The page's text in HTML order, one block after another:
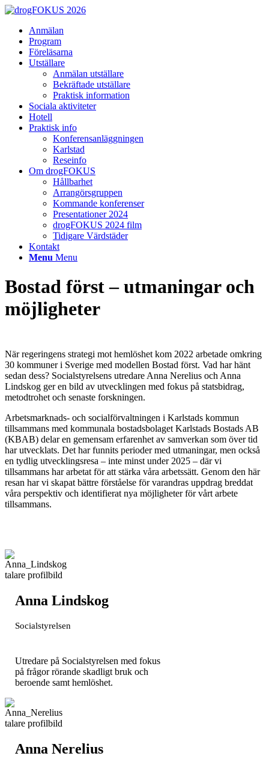
Anmälan
Program
Föreläsarna
Utställare
Anmälan utställare
Bekräftade utställare
Praktisk information
Sociala aktiviteter
Hotell
Praktisk info
Konferensanläggningen
Karlstad
Reseinfo
Om drogFOKUS
Hållbarhet
Arrangörsgruppen
Kommande konferenser
Presentationer 2024
drogFOKUS 2024 film
Tidigare Värdstäder
Kontakt
Menu Menu
Bostad först – utmaningar och
möjligheter
När regeringens strategi mot hemlöshet kom 2022 arbetade omkring
30 kommuner i Sverige med modellen Bostad först. Vad har hänt
sedan dess? Socialstyrelsens utredare Anna Nerelius och Anna
Lindskog ger en bild av utvecklingen med fokus på statsbidrag,
metodtrohet och senaste forskningen.
Arbetsmarknads- och socialförvaltningen i Karlstads kommun
tillsammans med kommunala bostadsbolaget Karlstads Bostads AB
(KBAB) delar en gemensam erfarenhet av samverkan som över tid
har utvecklats. Det har funnits perioder med utmaningar, men också
en tydlig utvecklingsresa – inte minst under 2025 – där vi
tillsammans har arbetat för att stärka våra arbetssätt. Genom den här
resan har vi skapat bättre förståelse för varandras uppdrag breddat
våra perspektiv och identifierat nya möjligheter för vårt arbete
tillsammans.
Anna Lindskog
Socialstyrelsen
Utredare på Socialstyrelsen med fokus
på frågor rörande skadligt bruk och
beroende samt hemlöshet.
Anna Nerelius